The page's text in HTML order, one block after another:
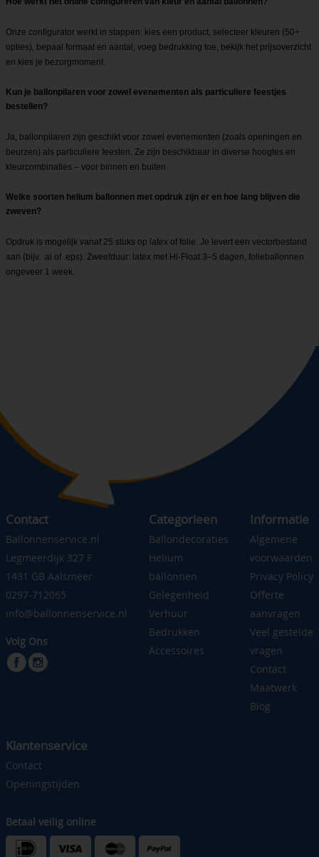
Onze configurator werkt in stappen: kies een product, selecteer kleuren (50+
opties), bepaal formaat en aantal, voeg bedrukking toe, bekijk het prijsoverzicht
en kies je bezorgmoment.
Kun je ballonpilaren voor zowel evenementen als particuliere feestjes
bestellen?
Ja, ballonpilaren zijn geschikt voor zowel evenementen (zoals openingen en
beurzen) als particuliere feesten. Ze zijn beschikbaar in diverse hoogtes en
kleurcombinaties – voor binnen en buiten.
Welke soorten helium ballonnen met opdruk zijn er en hoe lang blijven die
zweven?
Opdruk is mogelijk vanaf 25 stuks op latex of folie. Je levert een vectorbestand
aan (bijv. .ai of .eps). Zweefduur: latex met Hi-Float 3–5 dagen, folieballonnen
ongeveer 1 week.
Contact
Ballonnenservice.nl
Legmeerdijk 327 F
1431 GB Aalsmeer
0297-712065
info@ballonnenservice.nl
Volg Ons
Categorieen
Ballondecoraties
Helium
ballonnen
Gelegenheid
Verhuur
Bedrukken
Accessoires
Informatie
Algemene
voorwaarden
Privacy Policy
Offerte
aanvragen
Veel gestelde
vragen
Contact
Maatwerk
Blog
Klantenservice
Contact
Openingstijden
Betaal veilig online